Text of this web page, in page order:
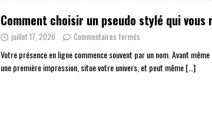
Comment choisir un pseudo stylé qui
juillet 17, 2026 Commentaires fermés
Votre présence en ligne commence souvent par un nom. Avant
une première impression, situe votre univers, et peut même[…]